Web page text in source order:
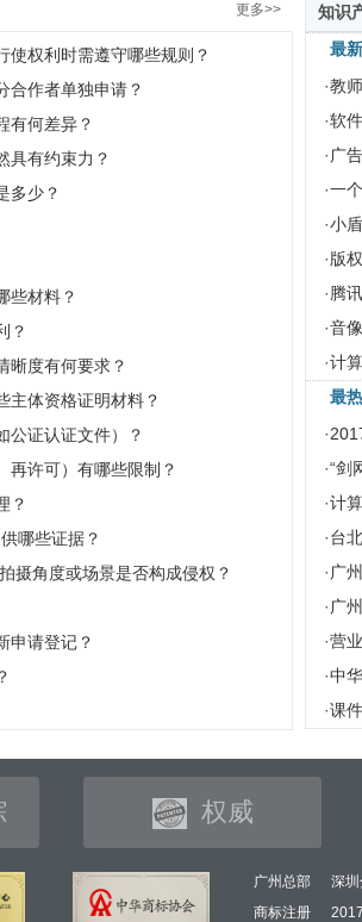
更多>>
使权利时需遵守哪些规则？
合作者单独申请？
有何差异？
具有约束力？
多少？​
些材料？
？
晰度有何要求？
主体资格证明材料？
公证认证文件）？
再许可）有哪些限制？
？
哪些证据？
摄角度或场景是否构成侵权？
申请登记？
知识
最
·教
·软
· 广
·一
·小
·版
· 腾
·音
·计
最
·
·“剑
·计
·台
· 广
· 广
·营
·中
·课
权威
广州总部 深圳
商标注册